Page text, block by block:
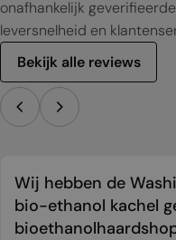
onafhankelijk
leversnelheid en
Bekijk alle reviews
Wij hebben de
bio-ethanol kachel